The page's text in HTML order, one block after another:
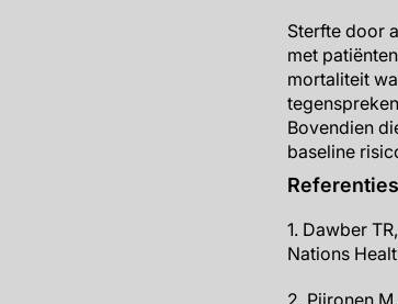
Sterfte door
met
mortaliteit
Bovendien
baseline
Referenties
1. Dawber
Nations
2. Piironen